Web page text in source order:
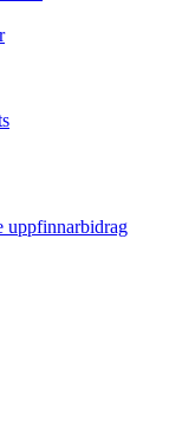
uppfinnarbidrag